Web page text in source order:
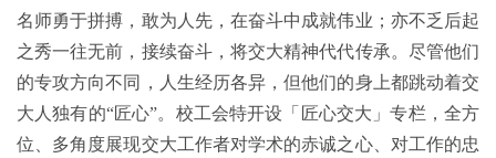
名师勇于拼搏，敢为人先，在奋斗中成就伟业；亦不乏后起
之秀一往无前，接续奋斗，将交大精神代代传承。尽管他们
的专攻方向不同，人生经历各异，但他们的身上都跳动着交
大人独有的“匠心”。校工会特开设「匠心交大」专栏，全方
位、多角度展现交大工作者对学术的赤诚之心、对工作的忠